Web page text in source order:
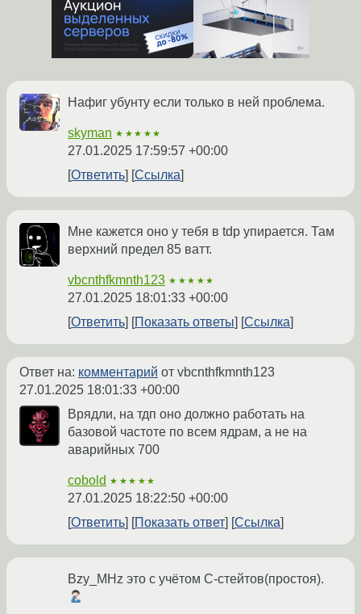
Нафиг убунту если только в ней проблема.
skyman ★★★★★
27.01.2025 17:59:57 +00:00
Ответить
Ссылка
Мне кажется оно у тебя в tdp упирается. Там
верхний предел 85 ватт.
vbcnthfkmnth123 ★★★★★
27.01.2025 18:01:33 +00:00
Ответить
Показать ответы Ссылка
Ответ на: комментарий от vbcnthfkmnth123
27.01.2025 18:01:33 +00:00
Врядли, на тдп оно должно работать на
базовой частоте по всем ядрам, а не на
аварийных 700
cobold ★★★★★
27.01.2025 18:22:50 +00:00
Ответить
Показать ответ Ссылка
Bzy_MHz это с учётом C-стейтов(простоя).